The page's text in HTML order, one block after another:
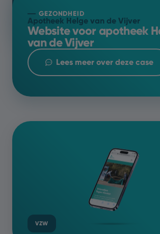
GEZONDHEID
Apotheek Helge van de Vijver
Website voor apotheek
van de Vijver
Lees meer over deze case
VZW